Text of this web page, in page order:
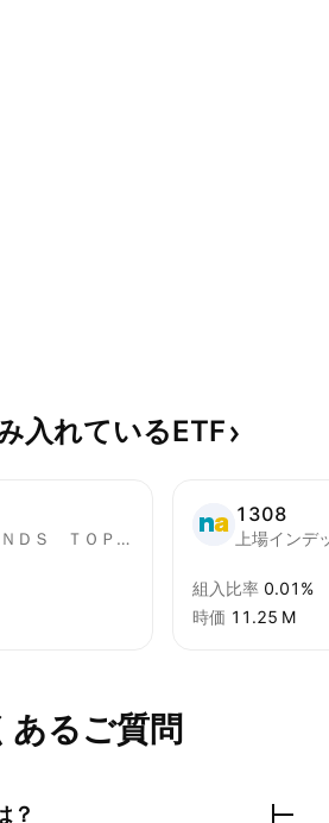
入れているETF
ＮＥＸＴ ＦＵＮＤＳ ＴＯＰＩＸ連動型上場投信
1308
組入比率 0.01%
時価 ‪11.25 M‬
あるご質問
？